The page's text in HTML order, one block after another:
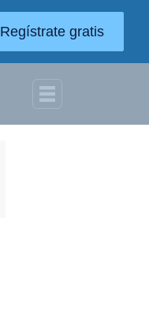
Regístrate gratis